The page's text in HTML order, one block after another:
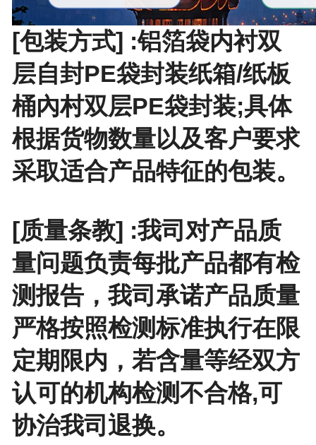
[包装方式] :铝箔袋内衬双
层自封PE袋封装纸箱/纸板
桶內村双层PE袋封装;具体
根据货物数量以及客户要求
采取适合产品特征的包装。
[质量条教] :我司对产品质
量问题负责每批产品都有检
测报告，我司承诺产品质量
严格按照检测标准执行在限
定期限内，若含量等经双方
认可的机构检测不合格,可
协治我司退换。